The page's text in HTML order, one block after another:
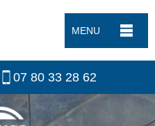
MENU
07 80 33 28 62